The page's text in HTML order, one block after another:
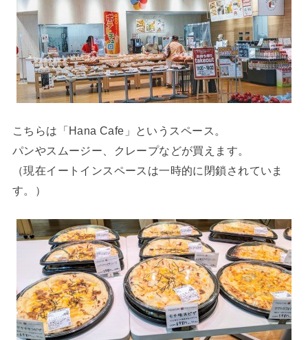
こちらは「Hana Cafe」というスペース。
パンやスムージー、クレープなどが買えます。
（現在イートインスペースは一時的に閉鎖されていま
す。）